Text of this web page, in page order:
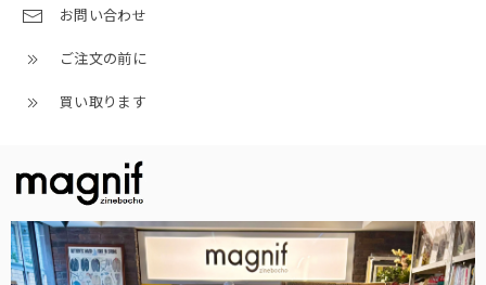
お問い合わせ
ご注文の前に
買い取ります